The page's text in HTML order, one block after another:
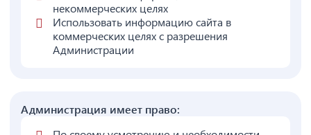
некоммерческих целях
Использовать информацию сайта в
коммерческих целях с разрешения
Администрации
Администрация имеет право: